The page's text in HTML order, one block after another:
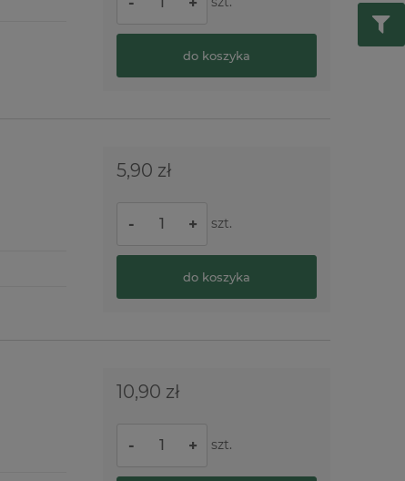
do koszyka
5,90 zł
- + szt.
do koszyka
10,90 zł
- + szt.